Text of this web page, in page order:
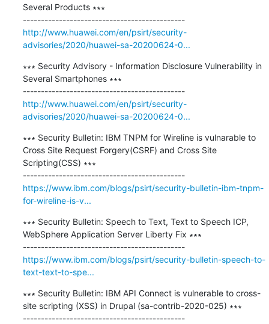
Several Products ∗∗∗
---------------------------------------------
http://www.huawei.com/en/psirt/security-
advisories/2020/huawei-sa-20200624-0...
∗∗∗ Security Advisory - Information Disclosure Vulnerability in
Several Smartphones ∗∗∗
---------------------------------------------
http://www.huawei.com/en/psirt/security-
advisories/2020/huawei-sa-20200624-0...
∗∗∗ Security Bulletin: IBM TNPM for Wireline is vulnarable to
Cross Site Request Forgery(CSRF) and Cross Site
Scripting(CSS) ∗∗∗
---------------------------------------------
https://www.ibm.com/blogs/psirt/security-bulletin-ibm-tnpm-
for-wireline-is-v...
∗∗∗ Security Bulletin: Speech to Text, Text to Speech ICP,
WebSphere Application Server Liberty Fix ∗∗∗
---------------------------------------------
https://www.ibm.com/blogs/psirt/security-bulletin-speech-to-
text-text-to-spe...
∗∗∗ Security Bulletin: IBM API Connect is vulnerable to cross-
site scripting (XSS) in Drupal (sa-contrib-2020-025) ∗∗∗
---------------------------------------------